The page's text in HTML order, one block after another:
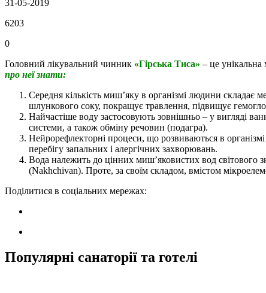
31-05-2019
6203
0
Головний лікувальний чинник «Гірська Тиса» – це унікальна
про неї знати:
Середня кількість миш’яку в організмі людини складає
шлункового соку, покращує травлення, підвищує
Найчастіше воду застосовують зовнішньо – у вигляді
системи, а також обміну речовин (подагра).
Нейрорефлекторні процеси, що розвиваються в
перебігу запальних і алергічних захворювань.
Вода належить до цінних миш’яковистих вод світового
(Nakhchivan). Проте, за своїм складом, вмістом
Поділитися в соціальних мережах:
Популярні санаторії та готелі